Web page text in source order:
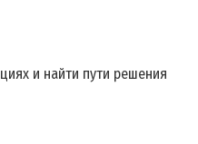
и найти пути решения